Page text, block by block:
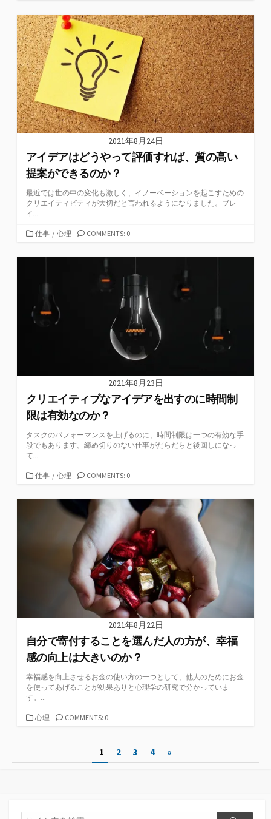
ゴ
リ
ー
2021年8月24日
アイデアはどうやって評価すれば、質の高い
提案ができるのか？
最近では世の中の変化も激しく、イノーベーションを起こすための
クリエイティビティが大切だと言われるようになりました。ブレ
イ...
カ
ゴ
仕事 / 心理 COMMENTS: 0
2021年8月23日
クリエイティブなアイデアを出すのに時間制
限は有効なのか？
タスクのパフォーマンスを上げるのに、時間制限は一つの有効な手
段でもあります。締め切りのない仕事がだらだらと後回しになっ
て...
カ
ゴ
仕事 / 心理 COMMENTS: 0
2021年8月22日
自分で寄付することを選んだ人の方が、幸福
感の向上は大きいのか？
幸福感を向上させるお金の使い方の一つとして、他人のためにお金
を使ってあげることが効果ありと心理学の研究で分かっていま
す。...
カ
ー
心理 COMMENTS: 0
ペ
1 2 3 4 »
検